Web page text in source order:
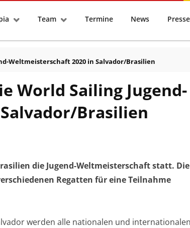
Team Termine News Presse
Weltmeisterschaft 2020 in Salvador/Brasilien
World Sailing Jugend-
Brasilien
die Jugend-Weltmeisterschaft statt. Die
Regatten für eine Teilnahme
werden alle nationalen und internationalen